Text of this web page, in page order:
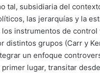
tal, subsidiaria del
las jerarquías y la
los instrumentos de control
distintos grupos (Carr y
un enfoque
primer lugar, transitar